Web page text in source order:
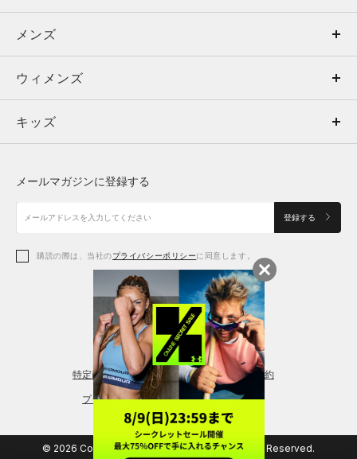
メンズ
ウィメンズ
キッズ
アクセサリー
メンズ
トップス
ボトムス
アクセサリー
ウィメンズ
トップス
シューズ
アクセサリー
レギンス＆タイツ
キッズ
シューズ
メールマガジンに登録する
登録する
購読の際は、当社のプライバシーポリシーに同意します。
特定商取引法に基づく通販の表記 会員規約
プライバシーポリシー
© 2026 Copyright DOME Corporation. All Rights Reserved.